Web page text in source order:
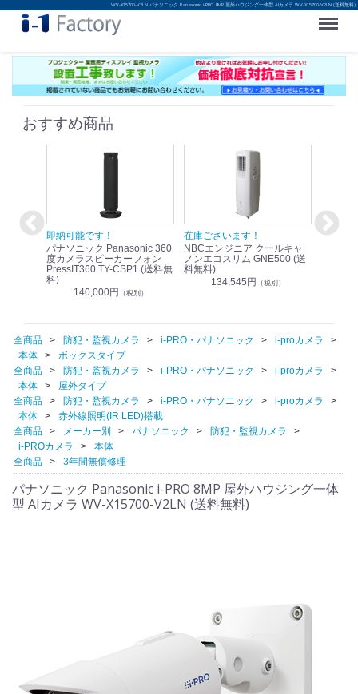
WV-X15700-V2LN パナソニック Panasonic i-PRO 8MP 屋外ハウジング一体型 AIカメラ WV-X15700-V2LN (送料無料)
Menu
おすすめ商品
即納可能です！
パナソニック Panasonic 360
度カメラスピーカーフォン
PressIT360 TY-CSP1 (送料無
料)
140,000円 （税別）
在庫ございます！
NBCエンジニア クールキャ
ノンエコスリム GNE500 (送
料無料)
134,545円 （税別）
即納可
全商品 防犯・監視カメラ i-PRO・パナソニック
i-proカメラ
本体
ボックスタイプ
全商品
防犯・監視カメラ i-PRO・パナソニック
i-proカメラ
本体
屋外タイプ
全商品
防犯・監視カメラ i-PRO・パナソニック
i-proカメラ
本体
赤外線照明(IR LED)搭載
全商品
メーカー別 パナソニック
防犯・監視カメラ
i-PROカメラ
本体
全商品
3年間無償修理
パナソニック Panasonic i-PRO 8MP 屋外ハウジング一体
型 AIカメラ WV-X15700-V2LN (送料無料)